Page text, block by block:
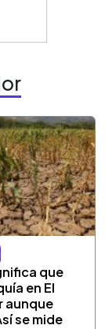
que
en El
aunque
se mide